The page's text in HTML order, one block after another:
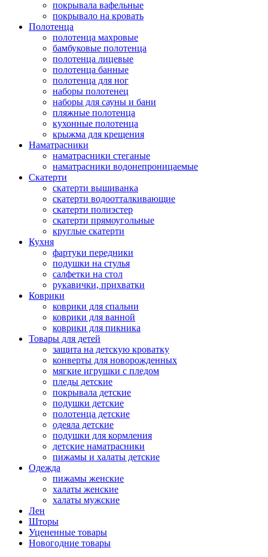
покрывала вафельные
покрывало на кровать
Полотенца
полотенца махровые
бамбуковые полотенца
полотенца лицевые
полотенца банные
полотенца для ног
наборы полотенец
наборы для сауны и бани
пляжные полотенца
кухонные полотенца
крыжма для крещения
Наматрасники
наматрасники стеганые
наматрасники водонепроницаемые
Скатерти
скатерти вышиванка
скатерти водоотталкивающие
скатерти полиэстер
скатерти прямоугольные
круглые скатерти
Кухня
фартуки передники
подушки на стулья
салфетки на стол
рукавички, прихватки
Коврики
коврики для спальни
коврики для ванной
коврики для пикника
Товары для детей
защита на детскую кроватку
конверты для новорожденных
мягкие игрушки с пледом
пледы детские
покрывала детские
подушки детские
полотенца детские
одеяла детские
подушки для кормления
детские наматрасники
пижамы и халаты детские
Одежда
пижамы женские
халаты женские
халаты мужские
Лен
Шторы
Уцененные товары
Новогодние товары